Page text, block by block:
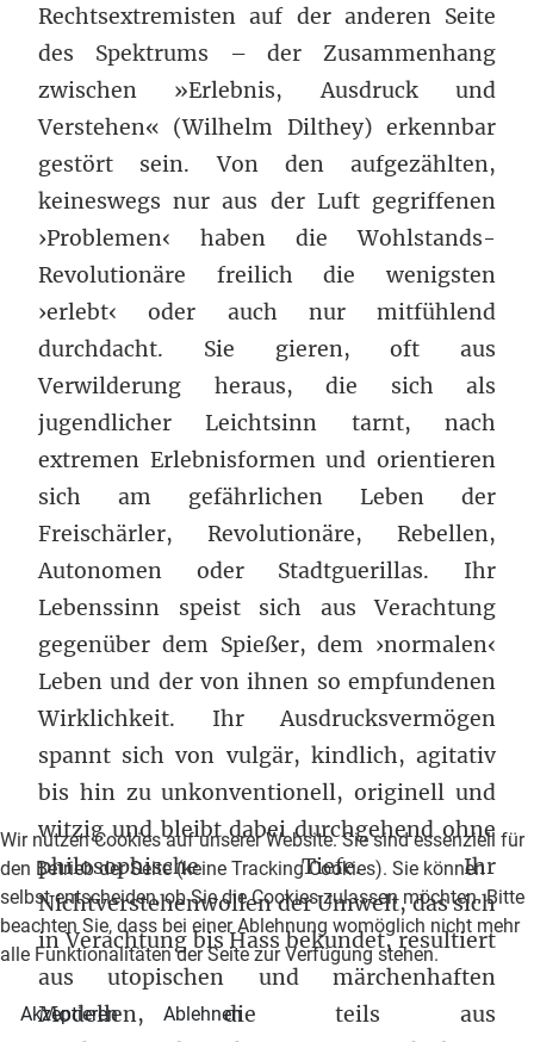
Rechtsextremisten auf der anderen Seite
des Spektrums – der Zusammenhang
zwischen »Erlebnis, Ausdruck und
Verstehen« (Wilhelm Dilthey) erkennbar
gestört sein. Von den aufgezählten,
keineswegs nur aus der Luft gegriffenen
›Problemen‹ haben die Wohlstands-
Revolutionäre freilich die wenigsten
›erlebt‹ oder auch nur mitfühlend
durchdacht. Sie gieren, oft aus
Verwilderung heraus, die sich als
jugendlicher Leichtsinn tarnt, nach
extremen Erlebnisformen und orientieren
sich am gefährlichen Leben der
Freischärler, Revolutionäre, Rebellen,
Autonomen oder Stadtguerillas. Ihr
Lebenssinn speist sich aus Verachtung
gegenüber dem Spießer, dem ›normalen‹
Leben und der von ihnen so empfundenen
Wirklichkeit. Ihr Ausdrucksvermögen
spannt sich von vulgär, kindlich, agitativ
bis hin zu unkonventionell, originell und
witzig und bleibt dabei durchgehend ohne
philosophische Tiefe. Ihr
Nichtverstehenwollen der Umwelt, das sich
in Verachtung bis Hass bekundet, resultiert
aus utopischen und märchenhaften
Modellen, die teils aus
Wir nutzen Cookies auf unserer Website. Sie sind essenziell für
den Betrieb der Seite (keine Tracking Cookies). Sie können
selbst entscheiden, ob Sie die Cookies zulassen möchten. Bitte
beachten Sie, dass bei einer Ablehnung womöglich nicht mehr
alle Funktionalitäten der Seite zur Verfügung stehen.
Akzeptieren Ablehnen